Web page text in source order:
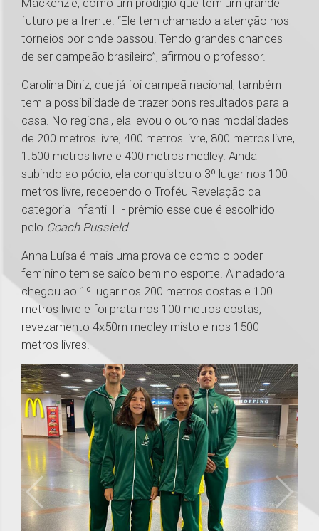
Mackenzie, como um prodígio que tem um grande
futuro pela frente. “Ele tem chamado a atenção nos
torneios por onde passou. Tendo grandes chances
de ser campeão brasileiro”, afirmou o professor.
Carolina Diniz, que já foi campeã nacional, também
tem a possibilidade de trazer bons resultados para a
casa. No regional, ela levou o ouro nas modalidades
de 200 metros livre, 400 metros livre, 800 metros livre,
1.500 metros livre e 400 metros medley. Ainda
subindo ao pódio, ela conquistou o 3º lugar nos 100
metros livre, recebendo o Troféu Revelação da
categoria Infantil II - prêmio esse que é escolhido
pelo Coach Pussield.
Anna Luísa é mais uma prova de como o poder
feminino tem se saído bem no esporte. A nadadora
chegou ao 1º lugar nos 200 metros costas e 100
metros livre e foi prata nos 100 metros costas,
revezamento 4x50m medley misto e nos 1500
metros livres.